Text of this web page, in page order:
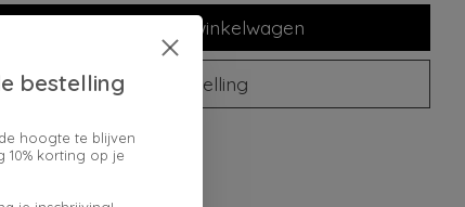
Toevoegen aan winkelwagen
Plaats bestelling
om te vergelijken
bestelling
hoogte te blijven
korting op je